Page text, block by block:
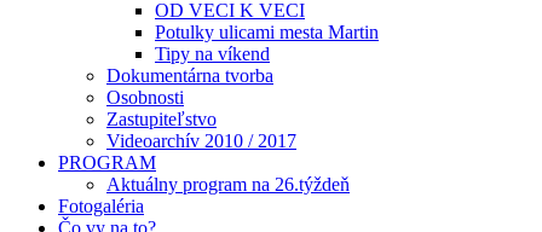
OD VECI K VECI
Potulky ulicami mesta Martin
Tipy na víkend
Dokumentárna tvorba
Osobnosti
Zastupiteľstvo
Videoarchív 2010 / 2017
PROGRAM
Aktuálny program na 26.týždeň
Fotogaléria
Čo vy na to?